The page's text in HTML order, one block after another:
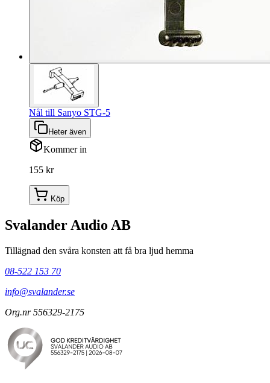
Nål till Sanyo STG-5
Heter även
Kommer in
155 kr
Köp
Svalander Audio AB
Tillägnad den svåra konsten att få bra ljud hemma
08-522 153 70
info@svalander.se
Org.nr 556329-2175